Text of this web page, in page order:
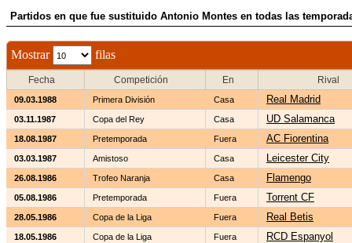
Partidos en que fue sustituido Antonio Montes en todas las
Mostrar filas
Fecha Competición En Rival
09.03.1988 Primera División Casa Real Madrid
03.11.1987 Copa del Rey Casa UD Salamanca
18.08.1987 Pretemporada Fuera AC Fiorentina
03.03.1987 Amistoso Casa Leicester City
26.08.1986 Trofeo Naranja Casa Flamengo
05.08.1986 Pretemporada Fuera Torrent CF
28.05.1986 Copa de la Liga Fuera Real Betis
18.05.1986 Copa de la Liga Fuera RCD Espanyol